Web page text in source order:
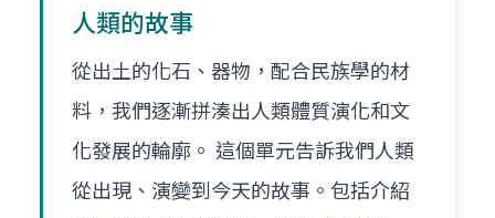
人類的故事
從出土的化石、器物，配合民族學的材
料，我們逐漸拼湊出人類體質演化和文
化發展的輪廓。 這個單元告訴我們人類
從出現、演變到今天的故事。包括介紹